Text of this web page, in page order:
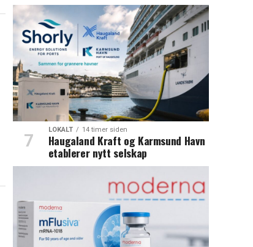
LOKALT 14 timer siden
Haugaland Kraft og Karmsund Havn
etablerer nytt selskap